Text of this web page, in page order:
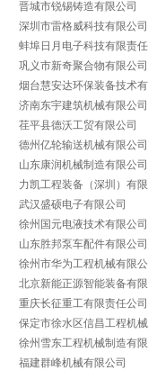
晋城市锐锡铸造有限公司
深圳市雷格威科技有限公司
蚌埠日月电子科技有限责
巩义市新奇聚合物有限公司
烟台慧安达环保装备技术
济南东宇建筑机械有限公司
荏平县德沃工贸有限公司
德州亿轮输送机械有限公司
山东康润机械制造有限公司
力凯工程装备（深圳）有
武汉盛硕电子有限公司
徐州国元电液技术有限公司
山东胜邦泵车配件有限公司
徐州市华为工程机械有限
北京新能正源智能装备有
重庆长征重工有限责任公司
保定市徐水区信昌工程机
徐州雪东工程机械制造有
福建群峰机械有限公司